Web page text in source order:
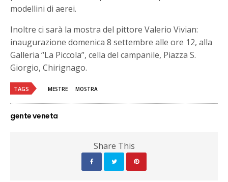
modellini di aerei.
Inoltre ci sarà la mostra del pittore Valerio Vivian:
inaugurazione domenica 8 settembre alle ore 12, alla
Galleria “La Piccola”, cella del campanile, Piazza S.
Giorgio, Chirignago.
TAGS MESTRE MOSTRA
gente veneta
Share This